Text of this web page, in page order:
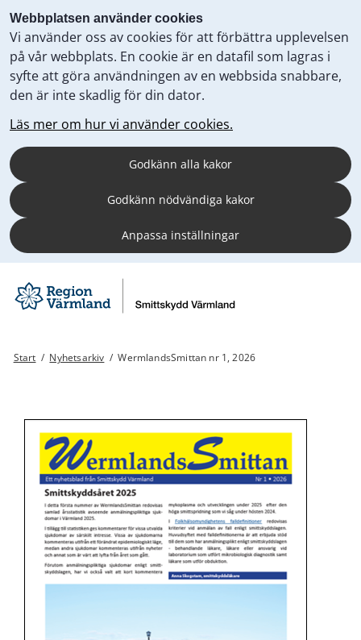
Webbplatsen använder cookies
Vi använder oss av cookies för att förbättra upplevelsen
på vår webbplats. En cookie är en datafil som lagras i
syfte att göra användningen av en webbsida snabbare,
den är inte skadlig för din dator.
Läs mer om hur vi använder cookies.
Godkänn alla kakor
Godkänn nödvändiga kakor
Anpassa inställningar
Start / Nyhetsarkiv / WermlandsSmittan nr 1, 2026